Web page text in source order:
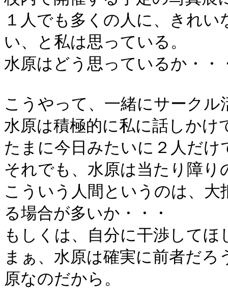
１人でも多くの人に、きれ
い、と私は思っている。
水原はどう思っているか・・
こうやって、一緒にサーク
水原は積極的に私に話しかけ
たまに今日みたいに２人だ
それでも、水原は当たり障
こういう人間というのは、
る場合が多いか・・・
もしくは、自分に干渉して
まぁ、水原は確実に前者だ
原なのだから。